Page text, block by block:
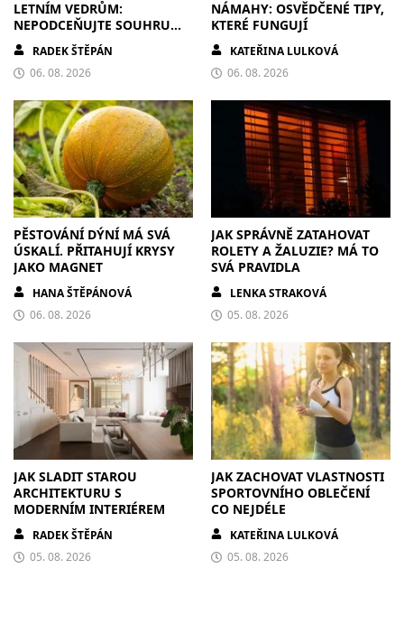
LETNÍM VEDRŮM:
NEPODCEŇUJTE SOUHRU
ZDIVA A STÍNĚNÍ
RADEK ŠTĚPÁN
06. 08. 2026
NÁMAHY: OSVĚDČENÉ TIPY,
KTERÉ FUNGUJÍ
KATEŘINA LULKOVÁ
06. 08. 2026
PĚSTOVÁNÍ DÝNÍ MÁ SVÁ
ÚSKALÍ. PŘITAHUJÍ KRYSY
JAKO MAGNET
HANA ŠTĚPÁNOVÁ
06. 08. 2026
JAK SPRÁVNĚ ZATAHOVAT
ROLETY A ŽALUZIE? MÁ TO
SVÁ PRAVIDLA
LENKA STRAKOVÁ
05. 08. 2026
JAK SLADIT STAROU
ARCHITEKTURU S
MODERNÍM INTERIÉREM
RADEK ŠTĚPÁN
05. 08. 2026
JAK ZACHOVAT VLASTNOSTI
SPORTOVNÍHO OBLEČENÍ
CO NEJDÉLE
KATEŘINA LULKOVÁ
05. 08. 2026